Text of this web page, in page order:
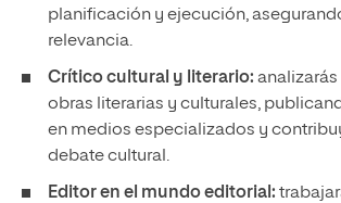
planificación y ejecución,
relevancia.
Crítico cultural y literario: analizarás
obras literarias y culturales,
en medios especializados y
debate cultural.
Editor en el mundo editorial: